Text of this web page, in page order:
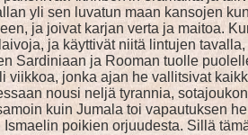
yli sen luvatun maan kansojen
ja joivat karjan verta ja maitoa.
ja käyttivät niitä lintujen
Sardiniaan ja Rooman tuolle
viikkoa, jonka ajan he vallitsivat
nousi neljä tyrannia,
kuin Jumala toi vapautuksen
poikien orjuudesta. Sillä